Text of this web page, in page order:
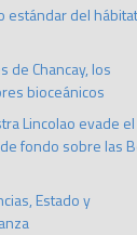
estándar del hábitat
de Chancay, los
bioceánicos
Lincolao evade el
fondo sobre las
Estado y